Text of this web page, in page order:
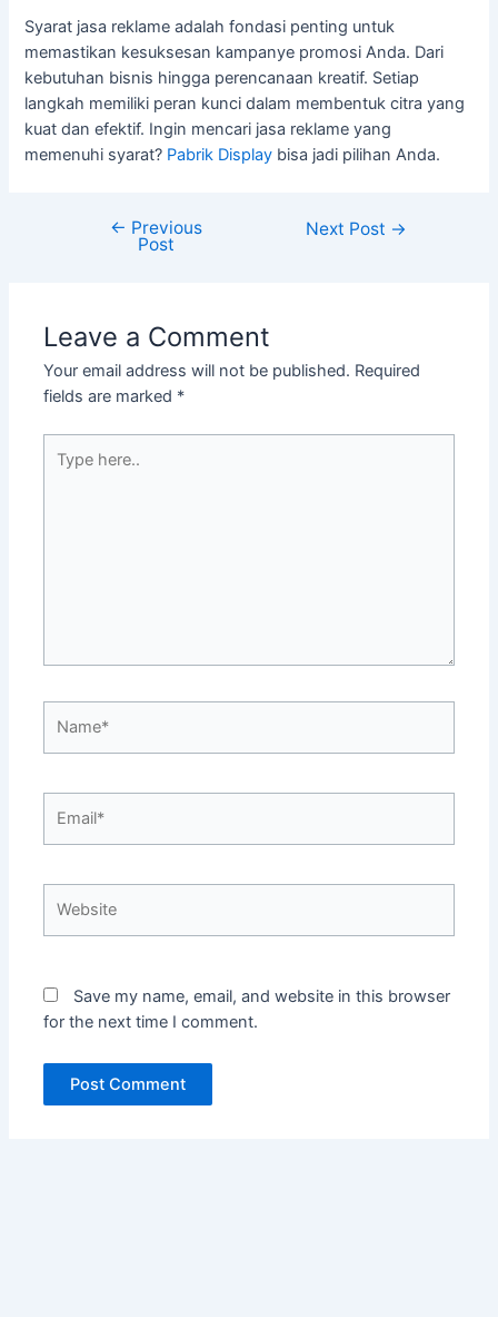
Syarat jasa reklame adalah fondasi penting untuk
memastikan kesuksesan kampanye promosi Anda. Dari
kebutuhan bisnis hingga perencanaan kreatif. Setiap
langkah memiliki peran kunci dalam membentuk citra yang
kuat dan efektif. Ingin mencari jasa reklame yang
memenuhi syarat? Pabrik Display bisa jadi pilihan Anda.
← Previous
Post
Next Post →
Leave a Comment
Your email address will not be published. Required
fields are marked *
here..
Save my name, email, and website in this browser
for the next time I comment.